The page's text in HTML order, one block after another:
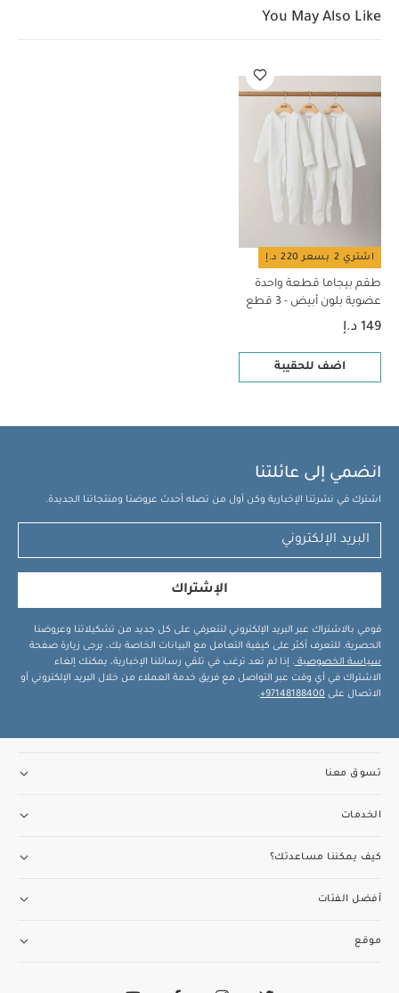
بيجاما قطعة واحدة عضوية بلون أبيض - 3 قطع
You May Also Like
اشتري 2 بسعر 220 د.إ
طقم بيجاما قطعة واحدة
عضوية بلون أبيض - 3 قطع
149 د.إ
اضف للحقيبة
انضمي إلى عائلتنا
اشترك في نشرتنا الإخبارية وكن أول من تصله أحدث عروضنا ومنتجاتنا الجديدة.
الإشتراك
قومي بالاشتراك عبر البريد الإلكتروني لتتعرفي على كل جديد من تشكيلاتنا وعروضنا
الحصرية. للتعرف أكثر على كيفية التعامل مع البيانات الخاصة بك، يرجى زيارة صفحة
سياسة الخصوصية . إذا لم تعد ترغب في تلقي رسائلنا الإخبارية، يمكنك إلغاء
الاشتراك في أي وقت عبر التواصل مع فريق خدمة العملاء من خلال البريد الإلكتروني أو
الاتصال على 97148188400+
.
تسوق معنا
الخدمات
كيف يمكننا مساعدتك؟
أفضل الفئات
موقع